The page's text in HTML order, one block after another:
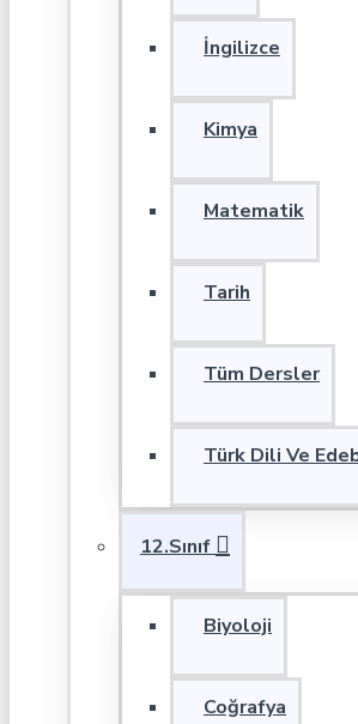
İngilizce
Kimya
Matematik
Tarih
Tüm Dersler
Türk Dili Ve
12.Sınıf
Biyoloji
Coğrafya